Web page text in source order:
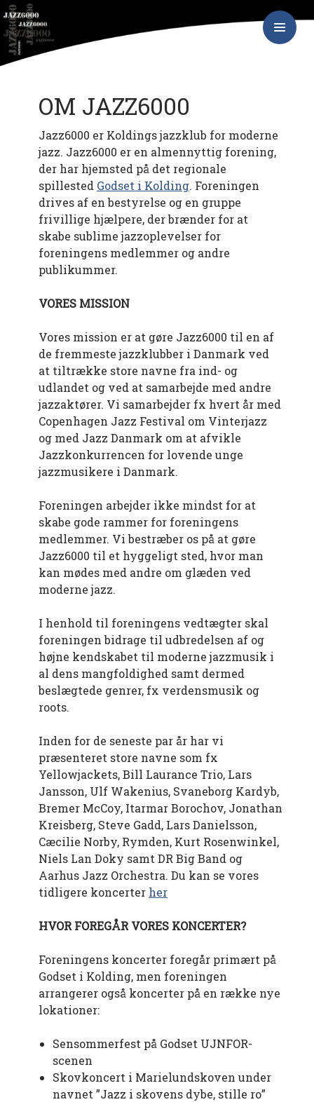
Hop
indhold
OM JAZZ6000
Jazz6000 er Koldings jazzklub for moderne
jazz. Jazz6000 er en almennyttig forening,
der har hjemsted på det regionale
spillested Godset i Kolding. Foreningen
drives af en bestyrelse og en gruppe
frivillige hjælpere, der brænder for at
skabe sublime jazzoplevelser for
foreningens medlemmer og andre
publikummer.
VORES MISSION
Vores mission er at gøre Jazz6000 til en af
de fremmeste jazzklubber i Danmark ved
at tiltrække store navne fra ind- og
udlandet og ved at samarbejde med andre
jazzaktører. Vi samarbejder fx hvert år med
Copenhagen Jazz Festival om Vinterjazz
og med Jazz Danmark om at afvikle
Jazzkonkurrencen for lovende unge
jazzmusikere i Danmark.
Foreningen arbejder ikke mindst for at
skabe gode rammer for foreningens
medlemmer. Vi bestræber os på at gøre
Jazz6000 til et hyggeligt sted, hvor man
kan mødes med andre om glæden ved
moderne jazz.
I henhold til foreningens vedtægter skal
foreningen bidrage til udbredelsen af og
højne kendskabet til moderne jazzmusik i
al dens mangfoldighed samt dermed
beslægtede genrer, fx verdensmusik og
roots.
Inden for de seneste par år har vi
præsenteret store navne som fx
Yellowjackets, Bill Laurance Trio, Lars
Jansson, Ulf Wakenius, Svaneborg Kardyb,
Bremer McCoy, Itarmar Borochov, Jonathan
Kreisberg, Steve Gadd, Lars Danielsson,
Cæcilie Norby, Rymden, Kurt Rosenwinkel,
Niels Lan Doky samt DR Big Band og
Aarhus Jazz Orchestra. Du kan se vores
tidligere koncerter her
HVOR FOREGÅR VORES KONCERTER?
Foreningens koncerter foregår primært på
Godset i Kolding, men foreningen
arrangerer også koncerter på en række nye
lokationer:
Sensommerfest på Godset UJNFOR-
scenen
Skovkoncert i Marielundskoven under
navnet ”Jazz i skovens dybe, stille ro”